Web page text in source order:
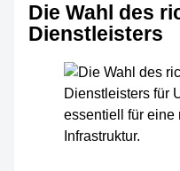
Die Wahl des
Dienstleisters